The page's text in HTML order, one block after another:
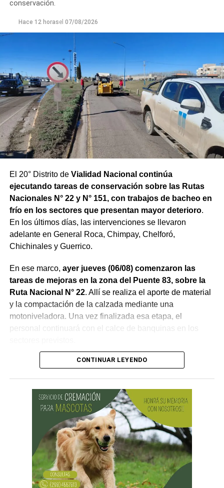
con las condiciones que presenta el río.
conservación.
Hace 12 horasel 07/08/2026
El 20° Distrito de Vialidad Nacional continúa
ejecutando tareas de conservación sobre las Rutas
Nacionales N° 22 y N° 151, con trabajos de bacheo en
frío en los sectores que presentan mayor deterioro.
En los últimos días, las intervenciones se llevaron
adelante en General Roca, Chimpay, Chelforó,
Chichinales y Guerrico.
En ese marco, ayer jueves (06/08) comenzaron las
tareas de mejoras en la zona del Puente 83, sobre la
Ruta Nacional N° 22. Allí se realiza el aporte de material
y la compactación de la calzada mediante una
motoniveladora. Una vez finalizada esa etapa, el
personal continuará con el calce de banquinas en los
Desde Vialidad Nacional informaron que,durante las
próximas semanas, el operativo de bacheo será
reforzado con dos nuevas cuadrillas de trabajo y dos
CONTINUAR LEYENDO